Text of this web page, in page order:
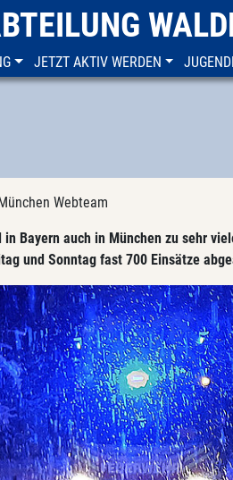
JETZT AKTIV WERDEN
Webteam
Bayern auch in München zu sehr
und Sonntag fast 700 Einsätze